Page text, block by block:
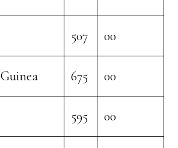
507 00
675 00
595 00